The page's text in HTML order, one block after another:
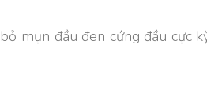
mụn đầu đen cứng đầu cực